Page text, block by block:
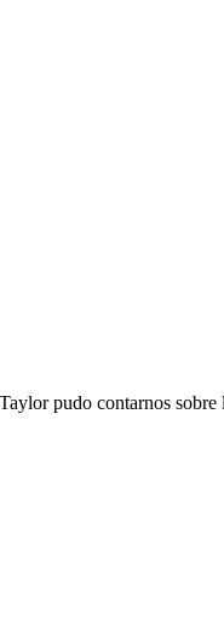
pudo contarnos